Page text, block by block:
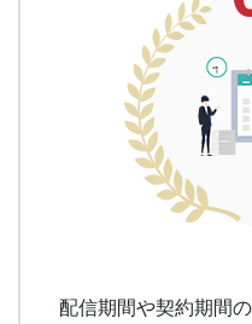
配信期間や契約期間